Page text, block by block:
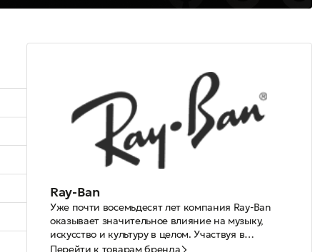
Ray-Ban
Уже почти восемьдесят лет компания Ray-Ban
оказывает значительное влияние на музыку,
искусство и культуру в целом. Участвуя в
создании образов знаменитых актеров и рок-
На каждом этапе своей истории Ray-Ban играл
Перейти к товарам бренда